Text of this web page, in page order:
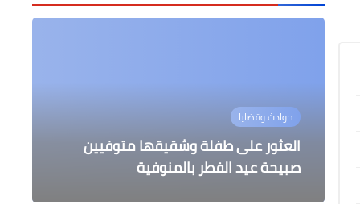
حوادث وقضايا
العثور على طفلة وشقيقها متوفيين
صبيحة عيد الفطر بالمنوفية
أخبار مصر
السيسي يؤدي صلاة عيد الفطر المبارك
ويفتتح مونوريل شرق النيل
حوادث وقضايا
بالفيديو إندلاع حريق ضخم ألتهم عددًا من
المحال التجارية بالعجمي
عالمى
مدير وكالة الاستخبارات المركزية
الأمريكية يحذر من إيران
أخبار مصر
مواعيد صلاة عيد الفطر 2026 في
محافظات مصر